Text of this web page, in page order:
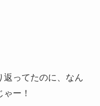
返ってたのに、なん
ー！